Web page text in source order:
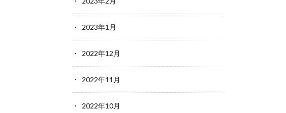
2023年1月
2022年12月
2022年11月
2022年10月